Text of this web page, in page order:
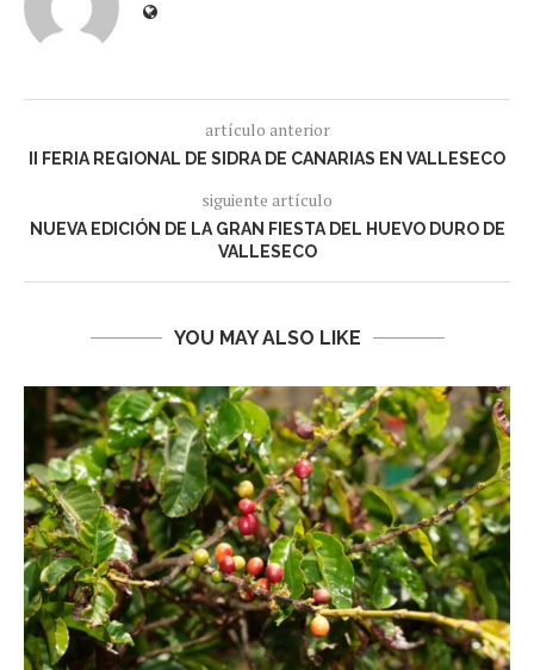
artículo anterior
II FERIA REGIONAL DE SIDRA DE CANARIAS EN VALLESECO
siguiente artículo
NUEVA EDICIÓN DE LA GRAN FIESTA DEL HUEVO DURO DE
VALLESECO
YOU MAY ALSO LIKE